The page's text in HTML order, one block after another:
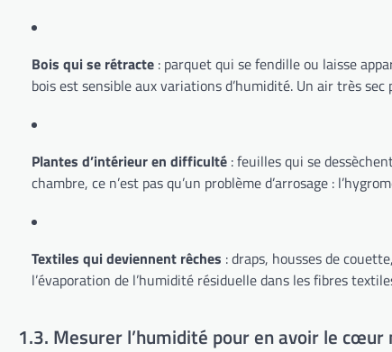
Bois qui se rétracte : parquet qui se fendille ou laisse
bois est sensible aux variations d’humidité. Un air très
Plantes d’intérieur en difficulté : feuilles qui se
chambre, ce n’est pas qu’un problème d’arrosage :
Textiles qui deviennent rêches : draps, housses de
l’évaporation de l’humidité résiduelle dans les fibres
1.3. Mesurer l’humidité pour en avoir le cœur